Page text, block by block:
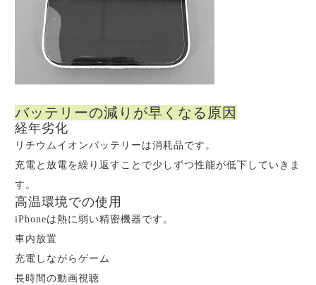
バッテリーの減りが早くなる原因
経年劣化
リチウムイオンバッテリーは消耗品です。
充電と放電を繰り返すことで少しずつ性能が低下していきま
す。
高温環境での使用
iPhoneは熱に弱い精密機器です。
車内放置
充電しながらゲーム
長時間の動画視聴